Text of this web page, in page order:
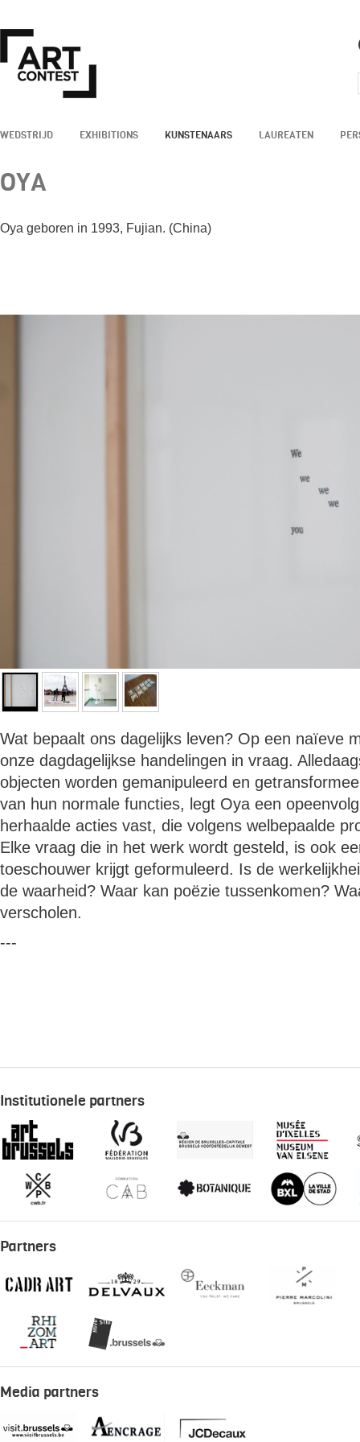
WEDSTRIJD EXHIBITIONS KUNSTENAARS LAUREATEN
OYA
Oya geboren in 1993, Fujian. (China)
Wat bepaalt ons dagelijks leven? Op een naïeve
onze dagdagelijkse handelingen in vraag.
objecten worden gemanipuleerd en
van hun normale functies, legt Oya een
herhaalde acties vast, die volgens welbepaalde
Elke vraag die in het werk wordt gesteld, is ook
toeschouwer krijgt geformuleerd. Is de
de waarheid? Waar kan poëzie tussenkomen?
verscholen.
---
Institutionele partners
Partners
Media partners